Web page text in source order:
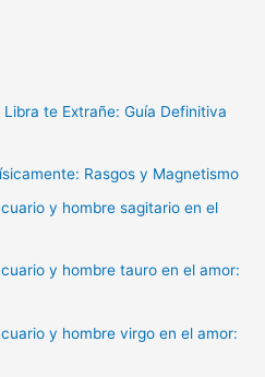
te Extrañe: Guía Definitiva
Rasgos y Magnetismo
y hombre sagitario en el
y hombre tauro en el amor:
y hombre virgo en el amor: